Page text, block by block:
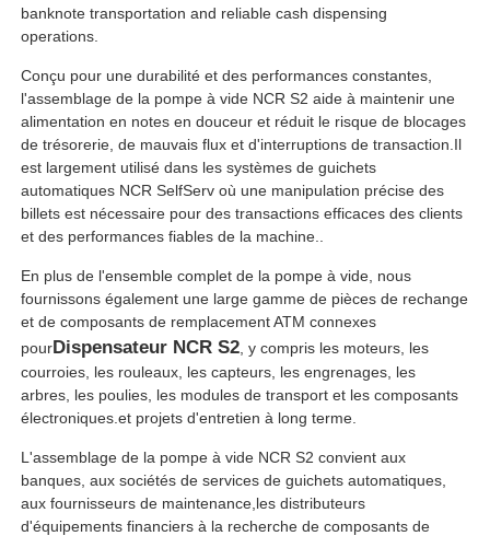
Aperçu
Produits
Vidéos
A propos de nous
Contrôle de la qualité
banknote transportation and reliable cash dispensing
operations.
Conçu pour une durabilité et des performances constantes,
l'assemblage de la pompe à vide NCR S2 aide à maintenir une
alimentation en notes en douceur et réduit le risque de blocages
de trésorerie, de mauvais flux et d'interruptions de transaction.Il
est largement utilisé dans les systèmes de guichets
automatiques NCR SelfServ où une manipulation précise des
billets est nécessaire pour des transactions efficaces des clients
et des performances fiables de la machine..
En plus de l'ensemble complet de la pompe à vide, nous
fournissons également une large gamme de pièces de rechange
et de composants de remplacement ATM connexes
pourDispensateur NCR S2 , y compris les moteurs, les
courroies, les rouleaux, les capteurs, les engrenages, les
arbres, les poulies, les modules de transport et les composants
électroniques.et projets d'entretien à long terme.
L'assemblage de la pompe à vide NCR S2 convient aux
banques, aux sociétés de services de guichets automatiques,
aux fournisseurs de maintenance,les distributeurs
d'équipements financiers à la recherche de composants de